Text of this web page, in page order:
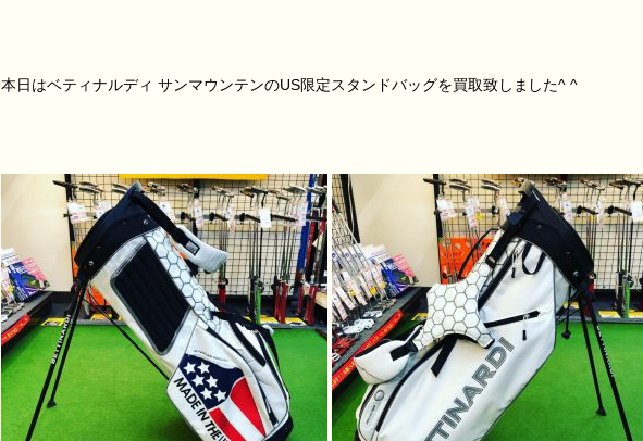
本日はベティナルディ サンマウンテンのUS限定スタンドバッグを買取致しました^ ^